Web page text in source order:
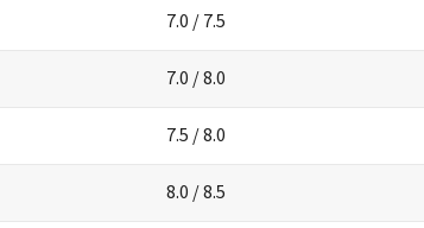
7.0 / 7.5
7.0 / 8.0
7.5 / 8.0
8.0 / 8.5